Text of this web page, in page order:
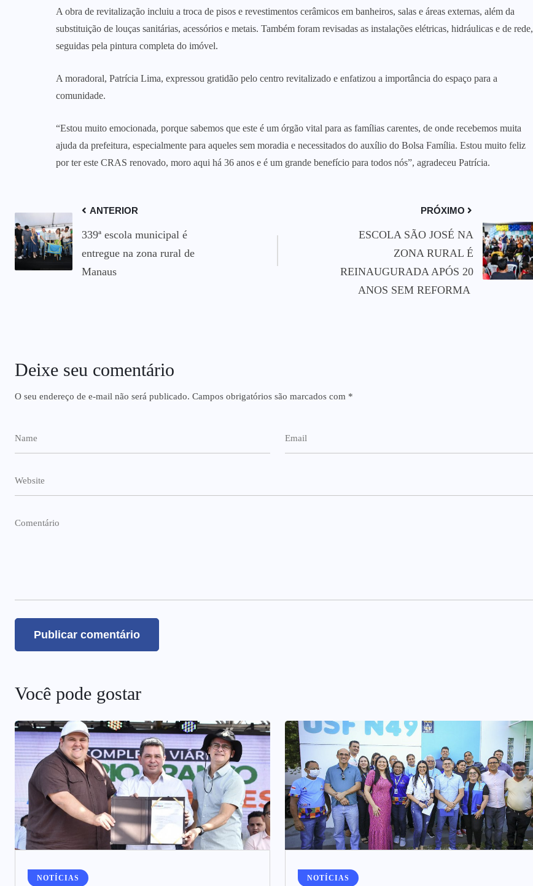
A obra de revitalização incluiu a troca de pisos e revestimentos cerâmicos em banheiros, salas e áreas externas, além da
substituição de louças sanitárias, acessórios e metais. Também foram revisadas as instalações elétricas, hidráulicas e de rede,
seguidas pela pintura completa do imóvel.
A moradoral, Patrícia Lima, expressou gratidão pelo centro revitalizado e enfatizou a importância do espaço para a
comunidade.
“Estou muito emocionada, porque sabemos que este é um órgão vital para as famílias carentes, de onde recebemos muita
ajuda da prefeitura, especialmente para aqueles sem moradia e necessitados do auxílio do Bolsa Família. Estou muito feliz
por ter este CRAS renovado, moro aqui há 36 anos e é um grande benefício para todos nós”, agradeceu Patrícia.
ANTERIOR
339ª escola municipal é
entregue na zona rural de
Manaus
PRÓXIMO
ESCOLA SÃO JOSÉ NA
ZONA RURAL É
REINAUGURADA APÓS 20
ANOS SEM REFORMA
Deixe seu comentário
O seu endereço de e-mail não será publicado. Campos obrigatórios são marcados com *
Você pode gostar
NOTÍCIAS NOTÍCIAS